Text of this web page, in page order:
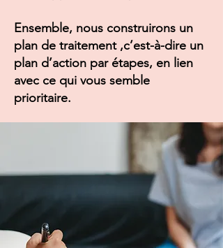
Ensemble, nous construirons un
plan de traitement ,c’est-à-dire un
plan d’action par étapes, en lien
avec ce qui vous semble
prioritaire.